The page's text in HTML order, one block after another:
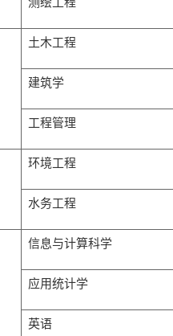
土木工程
建筑学
工程管理
环境工程
水务工程
信息与计算科学
应用统计学
英语